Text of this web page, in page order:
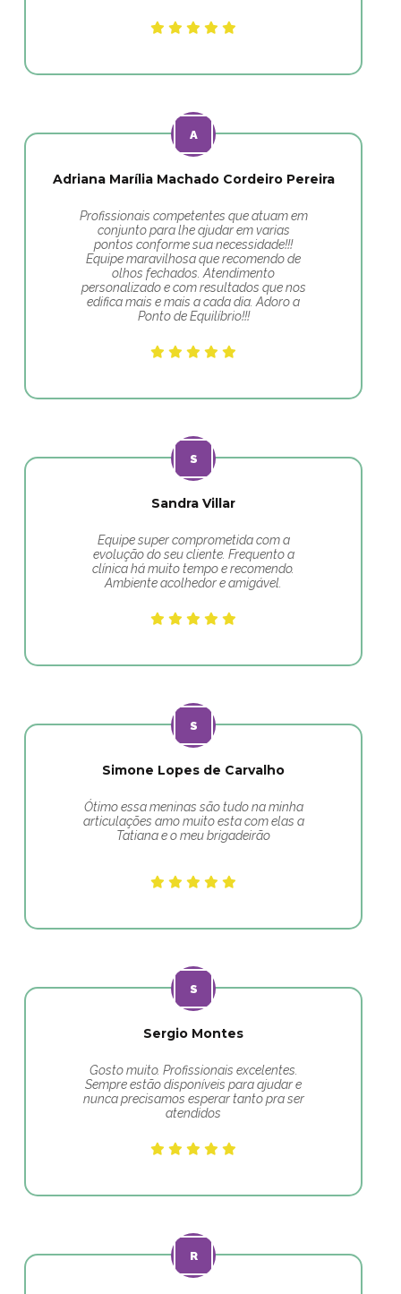
Adriana Marília Machado Cordeiro Pereira
Profissionais competentes que atuam em
conjunto para lhe ajudar em varias
pontos conforme sua necessidade!!!
Equipe maravilhosa que recomendo de
olhos fechados. Atendimento
personalizado e com resultados que nos
edifica mais e mais a cada dia. Adoro a
Ponto de Equilíbrio!!!
Sandra Villar
Equipe super comprometida com a
evolução do seu cliente. Frequento a
clínica há muito tempo e recomendo.
Ambiente acolhedor e amigável.
Simone Lopes de Carvalho
Ótimo essa meninas são tudo na minha
articulações amo muito esta com elas a
Tatiana e o meu brigadeirão
Sergio Montes
Gosto muito. Profissionais excelentes.
Sempre estão disponíveis para ajudar e
nunca precisamos esperar tanto pra ser
atendidos